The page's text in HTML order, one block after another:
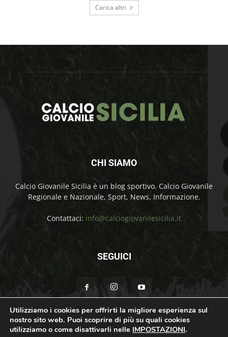
Carica altri
CHI SIAMO
Calcio Giovanile Sicilia è un blog sportivo. Calcio Giovanile
Regionale e Nazionale, Sport, News, Informazione.
Contattaci: info@calciogiovanilesicilia.it
SEGUICI
Chi Siamo Contatti Cookie Policy Privacy Policy
Utilizziamo i cookies per offrirti la migliore esperienza sul
nostro sito web. Puoi scoprire di più su quali cookies
utilizziamo o come disattivarli nelle IMPOSTAZIONI.